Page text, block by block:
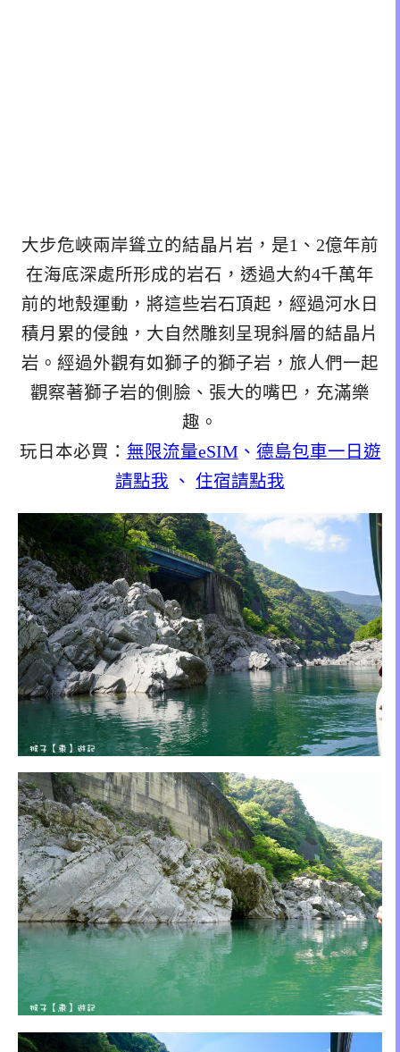
大步危峽兩岸聳立的結晶片岩，是1、2億年前
在海底深處所形成的岩石，透過大約4千萬年
前的地殼運動，將這些岩石頂起，經過河水日
積月累的侵蝕，大自然雕刻呈現斜層的結晶片
岩。經過外觀有如獅子的獅子岩，旅人們一起
觀察著獅子岩的側臉、張大的嘴巴，充滿樂
趣。
玩日本必買： 無限流量eSIM、 德島包車一日遊
請點我 、 住宿請點我